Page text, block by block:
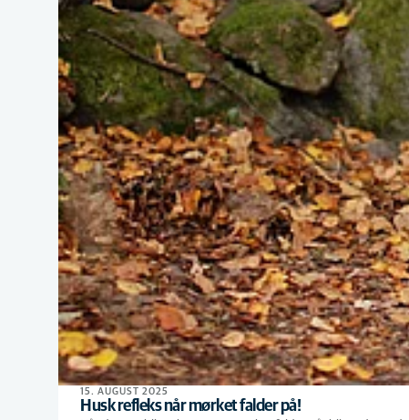
15. AUGUST 2025
Husk refleks når mørket falder på!